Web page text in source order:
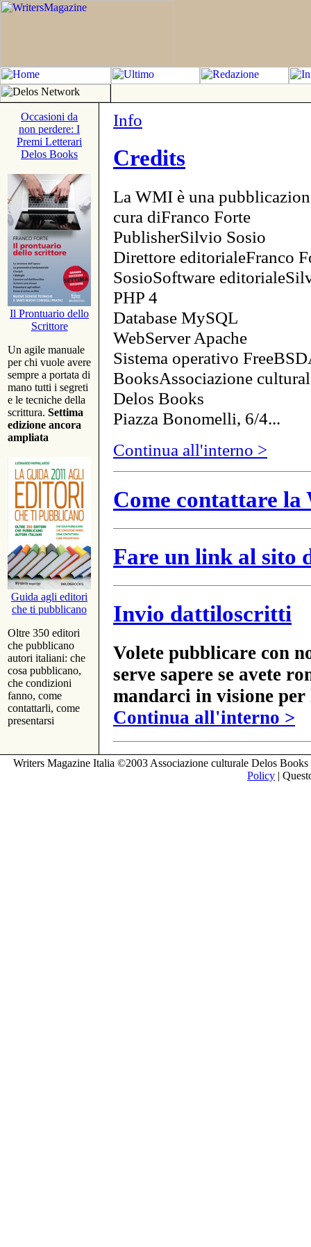
Occasioni da
non perdere: I
Premi Letterari
Delos Books
Il Prontuario dello
Scrittore
Un agile manuale
per chi vuole avere
sempre a portata di
mano tutti i segreti
e le tecniche della
scrittura. Settima
edizione ancora
ampliata
Guida agli editori
che ti pubblicano
Oltre 350 editori
che pubblicano
autori italiani: che
cosa pubblicano,
che condizioni
fanno, come
contattarli, come
presentarsi
Info
Credits
La WMI è una
cura diFranco Forte
PublisherSilvio Sosio
Direttore editorialeFranco
SosioSoftware
PHP 4
Database MySQL
WebServer Apache
Sistema operativo
BooksAssociazione
Delos Books
Piazza Bonomelli, 6/4...
Continua all'interno >
Come contattare
Fare un link al sito
Invio dattiloscritti
Volete pubblicare con
serve sapere se avete
mandarci in visione
Continua all'interno >
Writers Magazine Italia ©2003 Associazione culturale Delos
Policy |